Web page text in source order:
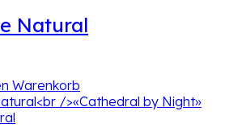
Natural
Warenkorb